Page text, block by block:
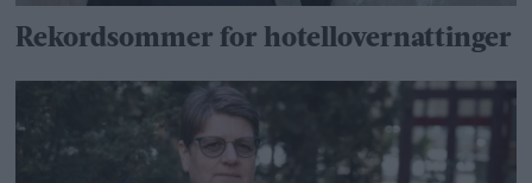
Rekordsommer for hotellovernattinger